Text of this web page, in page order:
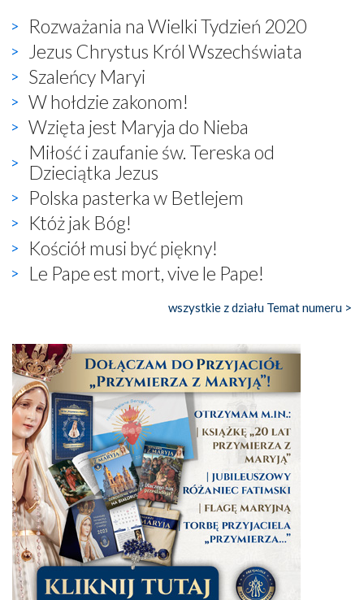
Rozważania na Wielki Tydzień 2020
Jezus Chrystus Król Wszechświata
Szaleńcy Maryi
W hołdzie zakonom!
Wzięta jest Maryja do Nieba
Miłość i zaufanie św. Tereska od
Dzieciątka Jezus
Polska pasterka w Betlejem
Któż jak Bóg!
Kościół musi być piękny!
Le Pape est mort, vive le Pape!
wszystkie z działu Temat numeru >